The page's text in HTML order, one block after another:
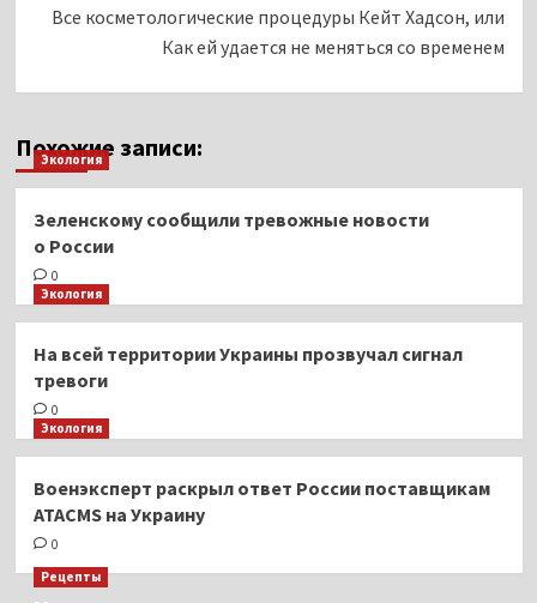
Все косметологические процедуры Кейт Хадсон, или
Как ей удается не меняться со временем
Похожие записи:
Экология
Зеленскому сообщили тревожные новости
о России
0
Экология
На всей территории Украины прозвучал сигнал
тревоги
0
Экология
Военэксперт раскрыл ответ России поставщикам
ATACMS на Украину
0
Рецепты